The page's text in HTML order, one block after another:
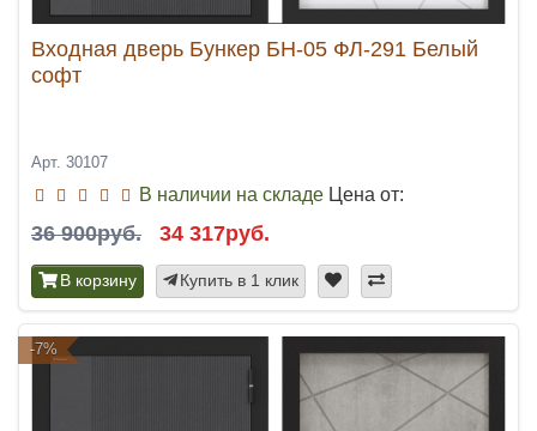
Входная дверь Бункер БН-05 ФЛ-291 Белый
софт
Арт. 30107
В наличии на складе Цена от:
36 900руб. 34 317руб.
В корзину Купить в 1 клик
-7%